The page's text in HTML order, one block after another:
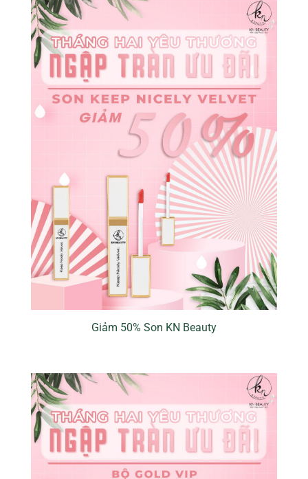
Giảm 50% Son KN Beauty